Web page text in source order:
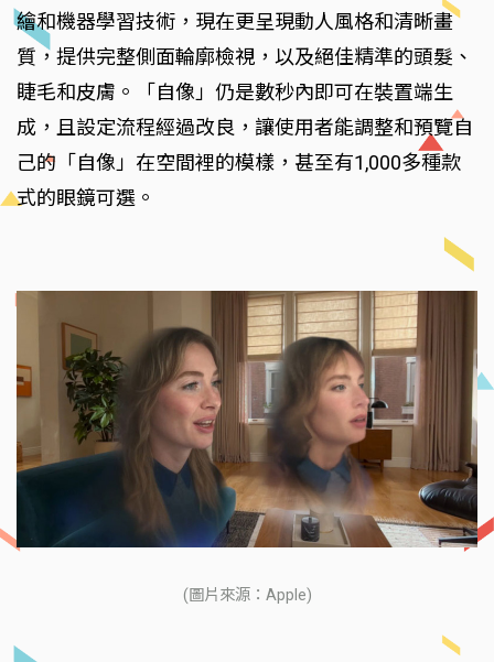
繪和機器學習技術，現在更呈現動人風格和清晰畫
質，提供完整側面輪廓檢視，以及絕佳精準的頭髮、
睫毛和皮膚。「自像」仍是數秒內即可在裝置端生
成，且設定流程經過改良，讓使用者能調整和預覽自
己的「自像」在空間裡的模樣，甚至有1,000多種款
式的眼鏡可選。
(圖片來源：Apple)